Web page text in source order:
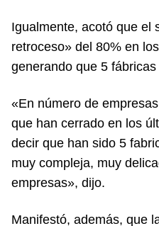
Igualmente, acotó que el
retroceso» del 80% en
generando que 5
«En número de
que han cerrado en los
decir que han sido 5
muy compleja, muy
empresas», dijo.
Manifestó, además, que